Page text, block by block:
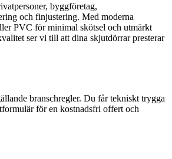
byggföretag,
och finjustering. Med moderna
PVC för minimal skötsel och utmärkt
ser vi till att dina skjutdörrar presterar
branschregler. Du får tekniskt trygga
för en kostnadsfri offert och